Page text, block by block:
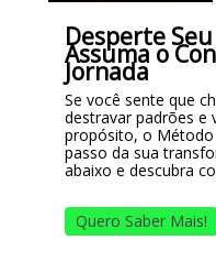
Desperte
Assuma o
Jornada
Se você sente que
destravar padrões e
propósito, o
passo da sua
abaixo e descubra
Quero Saber Mais!